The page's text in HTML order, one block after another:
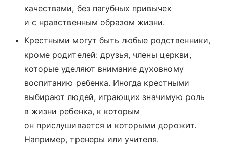
качествами, без пагубных привычек
и с нравственным образом жизни.
Крестными могут быть любые родственники,
кроме родителей: друзья, члены церкви,
которые уделяют внимание духовному
воспитанию ребенка. Иногда крестными
выбирают людей, играющих значимую роль
в жизни ребенка, к которым
он прислушивается и которыми дорожит.
Например, тренеры или учителя.